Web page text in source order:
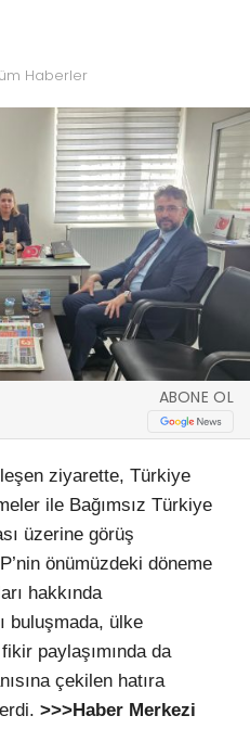
Haberler
ABONE OL
ziyarette, Türkiye
ile Bağımsız Türkiye
üzerine görüş
önümüzdeki döneme
hakkında
buluşmada, ülke
paylaşımında da
çekilen hatıra
>>>Haber Merkezi